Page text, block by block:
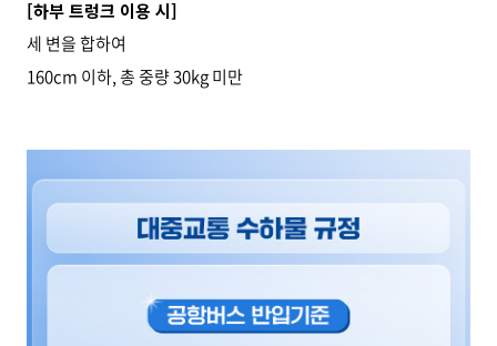
[하부 트렁크 이용 시]
세 변을 합하여
160cm 이하, 총 중량 30kg 미만